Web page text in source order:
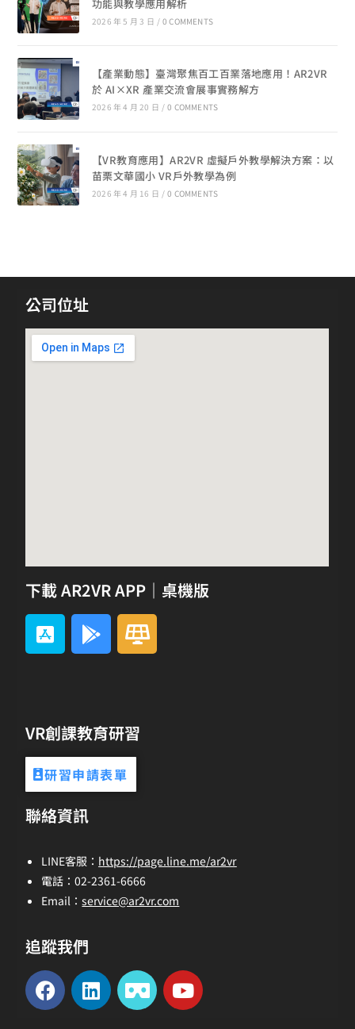
功能與教學應用解析
2026 年 5 月 3 日 / 0 COMMENTS
【產業動態】臺灣聚焦百工百業落地應用！AR2VR
於 AI×XR 產業交流會展事實務解方
2026 年 4 月 20 日 / 0 COMMENTS
【VR教育應用】AR2VR 虛擬戶外教學解決方案：以
苗栗文華國小 VR戶外教學為例
2026 年 4 月 16 日 / 0 COMMENTS
公司位址
下載 AR2VR APP｜桌機版
VR創課教育研習
研習申請表單
聯絡資訊
LINE客服： https://page.line.me/ar2vr
電話：02-2361-6666
Email：service@ar2vr.com
追蹤我們